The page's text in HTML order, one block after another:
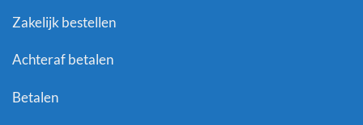
Zakelijk bestellen
Achteraf betalen
Betalen